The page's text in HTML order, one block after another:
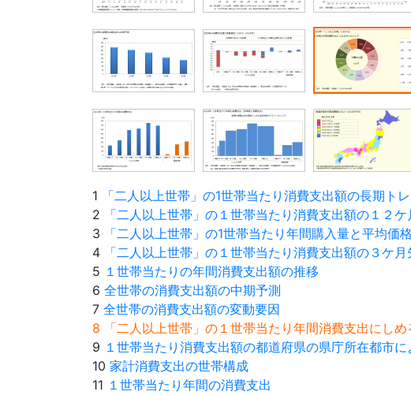
1
「二人以上世帯」の1世帯当たり消費支出額の長期ト
2
「二人以上世帯」の１世帯当たり消費支出額の１２ケ
3
「二人以上世帯」の1世帯当たり年間購入量と平均価格
4
「二人以上世帯」の１世帯当たり消費支出額の３ケ
5 １世帯当たりの年間消費支出額の推移
6 全世帯の消費支出額の中期予測
7 全世帯の消費支出額の変動要因
8 「二人以上世帯」の１世帯当たり年間消費支出にし
9 １世帯当たり消費支出額の都道府県の県庁所在都市
10 家計消費支出の世帯構成
11 １世帯当たり年間の消費支出